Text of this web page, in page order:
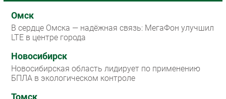
Омск
В сердце Омска — надёжная связь: МегаФон улучшил
LTE в центре города
Новосибирск
Новосибирская область лидирует по применению
БПЛА в экологическом контроле